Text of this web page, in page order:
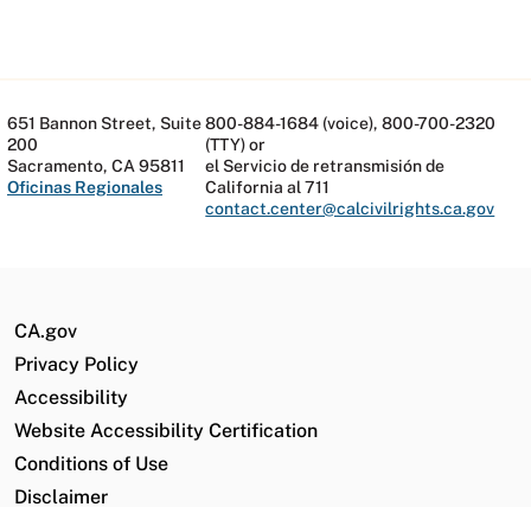
651 Bannon Street, Suite
200
Sacramento, CA 95811
Oficinas Regionales
800-884-1684 (voice), 800-700-2320
(TTY) or
el Servicio de retransmisión de
California al 711
contact.center@calcivilrights.ca.gov
CA.gov
Privacy Policy
Accessibility
Website Accessibility Certification
Conditions of Use
Disclaimer